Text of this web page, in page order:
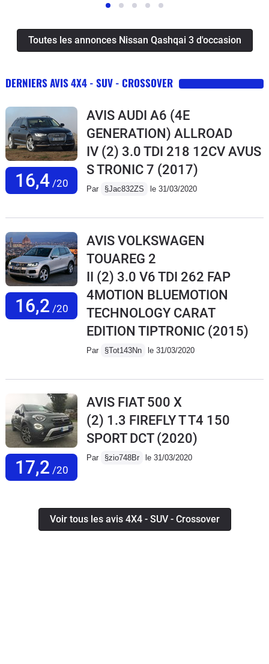
Toutes les annonces Nissan Qashqai 3 d'occasion
DERNIERS AVIS 4X4 - SUV - CROSSOVER
16,4/20
AVIS AUDI A6 (4E
GENERATION) ALLROAD
IV (2) 3.0 TDI 218 12CV AVUS
S TRONIC 7 (2017)
Par §Jac832ZS le 31/03/2020
16,2 /20
AVIS VOLKSWAGEN
TOUAREG 2
II (2) 3.0 V6 TDI 262 FAP
4MOTION BLUEMOTION
TECHNOLOGY CARAT
EDITION TIPTRONIC (2015)
Par §Tot143Nn le 31/03/2020
17,2 /20
AVIS FIAT 500 X
(2) 1.3 FIREFLY T T4 150
SPORT DCT(2020)
Par §zio748Br le 31/03/2020
Voir tous les avis 4X4 - SUV - Crossover